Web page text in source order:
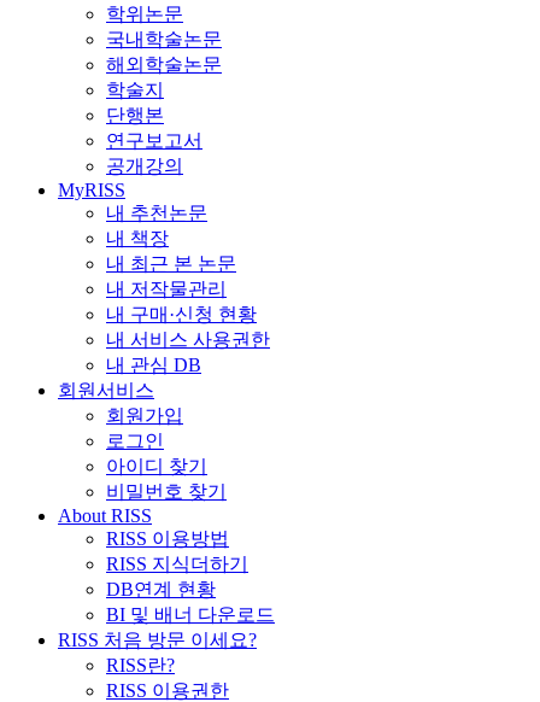
학위논문
국내학술논문
해외학술논문
학술지
단행본
연구보고서
공개강의
MyRISS
내 추천논문
내 책장
내 최근 본 논문
내 저작물관리
내 구매·신청 현황
내 서비스 사용권한
내 관심 DB
회원서비스
회원가입
로그인
아이디 찾기
비밀번호 찾기
About RISS
RISS 이용방법
RISS 지식더하기
DB연계 현황
BI 및 배너 다운로드
RISS 처음 방문 이세요?
RISS란?
RISS 이용권한